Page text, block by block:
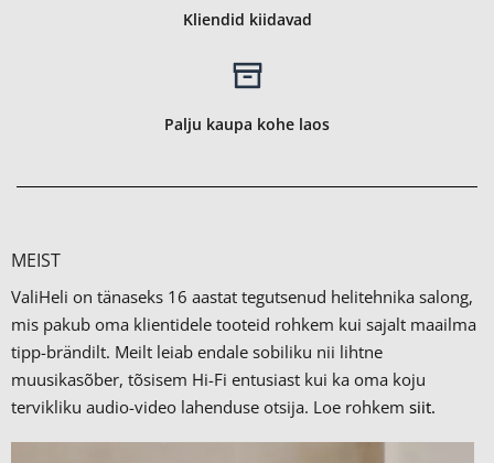
Kliendid kiidavad
Palju kaupa kohe laos
MEIST
ValiHeli on tänaseks 16 aastat tegutsenud helitehnika salong,
mis pakub oma klientidele tooteid rohkem kui sajalt maailma
tipp-brändilt. Meilt leiab endale sobiliku nii lihtne
muusikasõber, tõsisem Hi-Fi entusiast kui ka oma koju
tervikliku audio-video lahenduse otsija. Loe rohkem siit.